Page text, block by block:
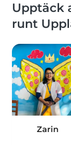
Upptäck
runt
Zarin